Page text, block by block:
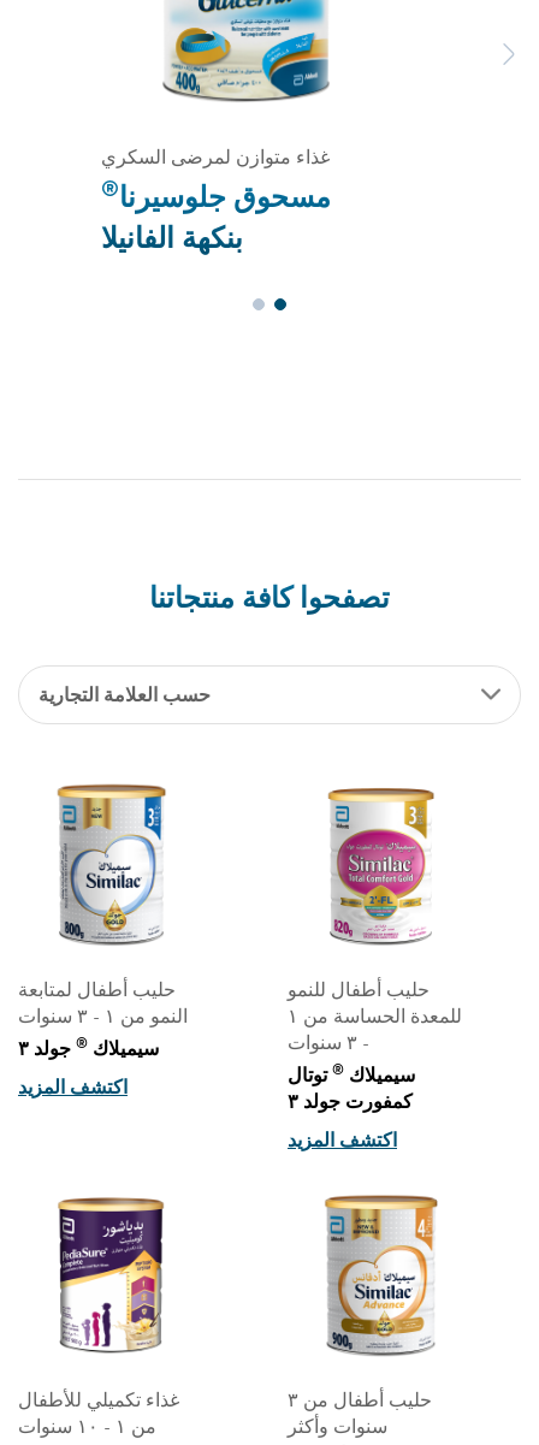
Previous
غذاء متوازن لمرضى السكري
مسحوق جلوسيرنا®
بنكهة الفانيلا
تصفحوا كافة منتجاتنا
حسب العلامة التجارية
حليب أطفال للنمو
للمعدة الحساسة من ١
- ٣ سنوات
سيميلاك ®توتال
كمفورت جولد ٣
اكتشف المزيد
حليب أطفال لمتابعة
النمو من ١ - ٣ سنوات
سيميلاك ® جولد ٣
اكتشف المزيد
حليب أطفال من ٣
سنوات وأكثر
غذاء تكميلي للأطفال
من ١ - ١٠ سنوات